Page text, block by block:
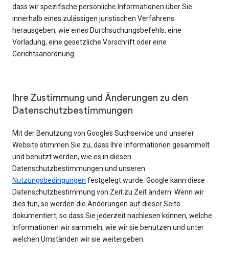
dass wir spezifische persönliche Informationen über Sie
innerhalb eines zulässigen juristischen Verfahrens
herausgeben, wie eines Durchsuchungsbefehls, eine
Vorladung, eine gesetzliche Vorschrift oder eine
Gerichtsanordnung.
Ihre Zustimmung und Änderungen zu den
Datenschutzbestimmungen
Mit der Benutzung von Googles Suchservice und unserer
Website stimmen Sie zu, dass Ihre Informationen gesammelt
und benutzt werden, wie es in diesen
Datenschutzbestimmungen und unseren
Nutzungsbedingungen festgelegt wurde. Google kann diese
Datenschutzbestimmung von Zeit zu Zeit ändern. Wenn wir
dies tun, so werden die Änderungen auf dieser Seite
dokumentiert, so dass Sie jederzeit nachlesen können, welche
Informationen wir sammeln, wie wir sie benutzen und unter
welchen Umständen wir sie weitergeben.